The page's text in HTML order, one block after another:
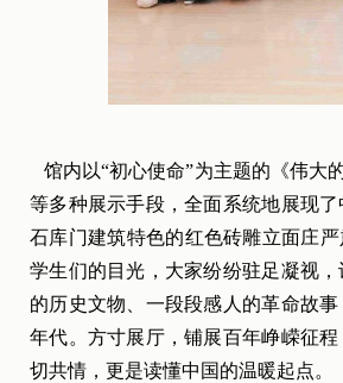
馆内以“初心使命”为主题的《伟大
等多种展示手段，全面系统地展现
石库门建筑特色的红色砖雕立面庄
学生们的目光，大家纷纷驻足凝视
的历史文物、一段段感人的革命故
年代。方寸展厅，铺展百年峥嵘征
切共情，更是读懂中国的温暖起点。